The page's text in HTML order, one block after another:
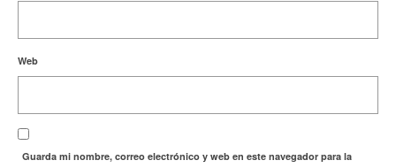
Web
Guarda mi nombre, correo electrónico y web en este navegador para la